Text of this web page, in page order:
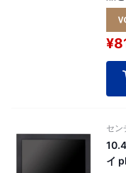
高
モ
セン
イ